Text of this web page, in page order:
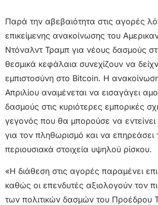
Παρά την αβεβαιότητα στις αγορές
επικείμενης ανακοίνωσης του
Ντόναλντ Τραμπ για νέους δασμούς
θεσμικά κεφάλαια συνεχίζουν να
εμπιστοσύνη στο Bitcoin. Η
Απριλίου αναμένεται να εισαγάγει
δασμούς στις κυριότερες εμπορικές
γεγονός που θα μπορούσε να εντείνει
για τον πληθωρισμό και να επηρεάσει
περιουσιακά στοιχεία υψηλού ρίσκου.
«Η διάθεση στις αγορές παραμένει
καθώς οι επενδυτές αξιολογούν τον
των πολιτικών δασμών του Προέδρου